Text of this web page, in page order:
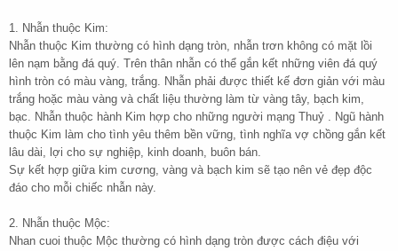
1. Nhẫn thuộc Kim:
Nhẫn thuộc Kim thường có hình dạng tròn, nhẫn trơn không có mặt lồi
lên nạm bằng đá quý. Trên thân nhẫn có thể gắn kết những viên đá quý
hình tròn có màu vàng, trắng. Nhẫn phải được thiết kế đơn giản với màu
trắng hoặc màu vàng và chất liệu thường làm từ vàng tây, bạch kim,
bạc. Nhẫn thuộc hành Kim hợp cho những người mạng Thuỷ . Ngũ hành
thuộc Kim làm cho tình yêu thêm bền vững, tình nghĩa vợ chồng gắn kết
lâu dài, lợi cho sự nghiệp, kinh doanh, buôn bán.
Sự kết hợp giữa kim cương, vàng và bạch kim sẽ tạo nên vẻ đẹp độc
đáo cho mỗi chiếc nhẫn này.
2. Nhẫn thuộc Mộc:
Nhan cuoi thuộc Mộc thường có hình dạng tròn được cách điệu với